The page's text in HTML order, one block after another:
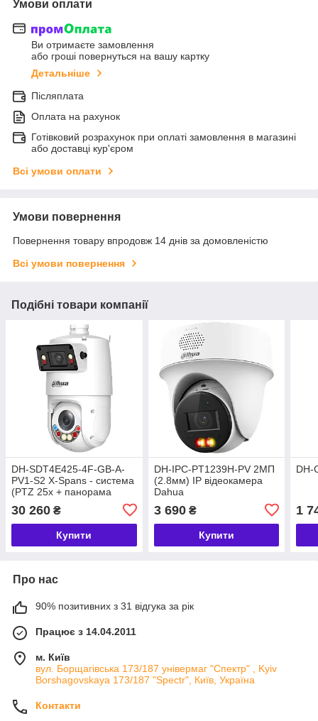
Умови оплати
Ви отримаєте замовлення
або гроші повернуться на вашу картку
Детальніше
Післяплата
Оплата на рахунок
Готівковий розрахунок при оплаті замовлення в магазині
або доставці кур'єром
Всі умови оплати
Умови повернення
Повернення товару впродовж 14 днів за домовленістю
Всі умови повернення
Подібні товари компанії
DH-SDT4E425-4F-GB-A-
PV1-S2 X-Spans - система
(PTZ 25х + панорама
Dahua
30 260 ₴
Купити
DH-IPC-PT1239H-PV 2МП
(2.8мм) IP відеокамера
Dahua
3 690₴
Купити
DH-
1
Про нас
90% позитивних з 31 відгука за рік
Працює з 14.04.2011
м. Київ
вул. Борщагівська 173/187 універмаг "Спектр" , Kyiv
Borshagovskaya 173/187 "Spectr", Київ, Україна
Контакти